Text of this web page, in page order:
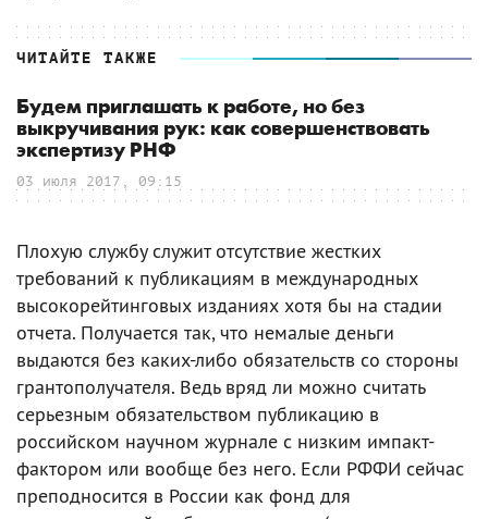
ЧИТАЙТЕ ТАКЖЕ
Будем приглашать к работе, но без
выкручивания рук: как совершенствовать
экспертизу РНФ
03 июля 2017, 09:15
Плохую службу служит отсутствие жестких
требований к публикациям в международных
высокорейтинговых изданиях хотя бы на стадии
отчета. Получается так, что немалые деньги
выдаются без каких-либо обязательств со стороны
грантополучателя. Ведь вряд ли можно считать
серьезным обязательством публикацию в
российском научном журнале с низким импакт-
фактором или вообще без него. Если РФФИ сейчас
преподносится в России как фонд для